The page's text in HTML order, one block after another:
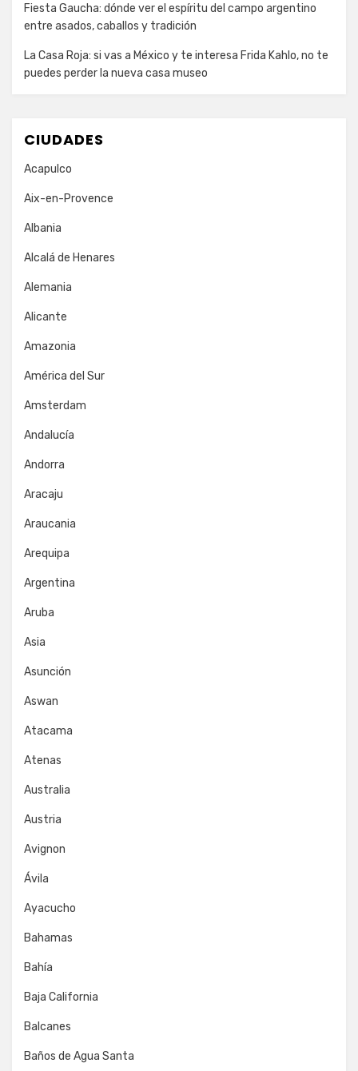
Fiesta Gaucha: dónde ver el espíritu del campo argentino
entre asados, caballos y tradición
La Casa Roja: si vas a México y te interesa Frida Kahlo, no te
puedes perder la nueva casa museo
CIUDADES
Acapulco
Aix-en-Provence
Albania
Alcalá de Henares
Alemania
Alicante
Amazonia
América del Sur
Amsterdam
Andalucía
Andorra
Aracaju
Araucania
Arequipa
Argentina
Aruba
Asia
Asunción
Aswan
Atacama
Atenas
Australia
Austria
Avignon
Ávila
Ayacucho
Bahamas
Bahía
Baja California
Balcanes
Baños de Agua Santa